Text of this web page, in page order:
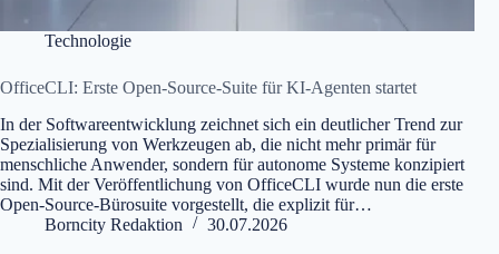
Technologie
OfficeCLI: Erste Open-Source-Suite für KI-Agenten startet
In der Softwareentwicklung zeichnet sich ein deutlicher Trend zur
Spezialisierung von Werkzeugen ab, die nicht mehr primär für
menschliche Anwender, sondern für autonome Systeme konzipiert
sind. Mit der Veröffentlichung von OfficeCLI wurde nun die erste
Open-Source-Bürosuite vorgestellt, die explizit für…
Borncity Redaktion
30.07.2026